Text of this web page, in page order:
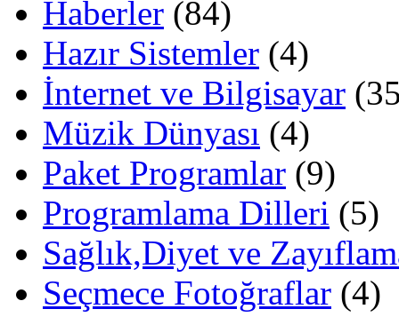
Haberler (84)
Hazır Sistemler (4)
İnternet ve Bilgisayar
Müzik Dünyası (4)
Paket Programlar (9)
Programlama Dilleri (5)
Sağlık,Diyet ve
Seçmece Fotoğraflar (4)